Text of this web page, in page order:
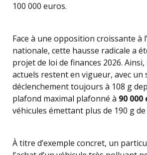
100 000 euros.
Face à une opposition croissante à
nationale, cette hausse radicale a
projet de loi de finances 2026.
actuels restent en vigueur, avec un
déclenchement toujours à 108 g
plafond maximal plafonné à 90 000
véhicules émettant plus de 190 g de
À titre d’exemple concret, un